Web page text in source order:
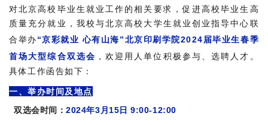
对北京高校毕业生就业工作的相关要求，促进高校毕业生高
质量充分就业，我校与北京高校大学生就业创业指导中心联
合举办 “京彩就业 心有山海”北京印刷学院2024届毕业生春季
首场大型综合双选会 ，欢迎用人单位积极参与、选聘人才。
具体工作函告如下：
一、举办时间及地点
双选会时间：2024年3月15日 9:00-12:00